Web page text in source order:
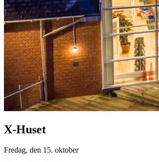
X-Huset
Fredag, den 15. oktober